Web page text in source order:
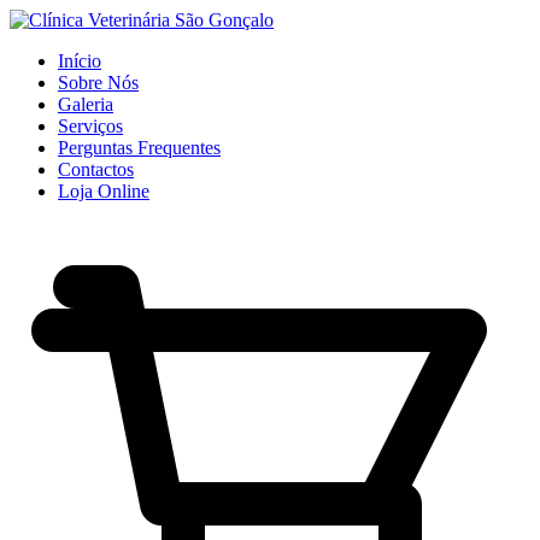
Início
Sobre Nós
Galeria
Serviços
Perguntas Frequentes
Contactos
Loja Online